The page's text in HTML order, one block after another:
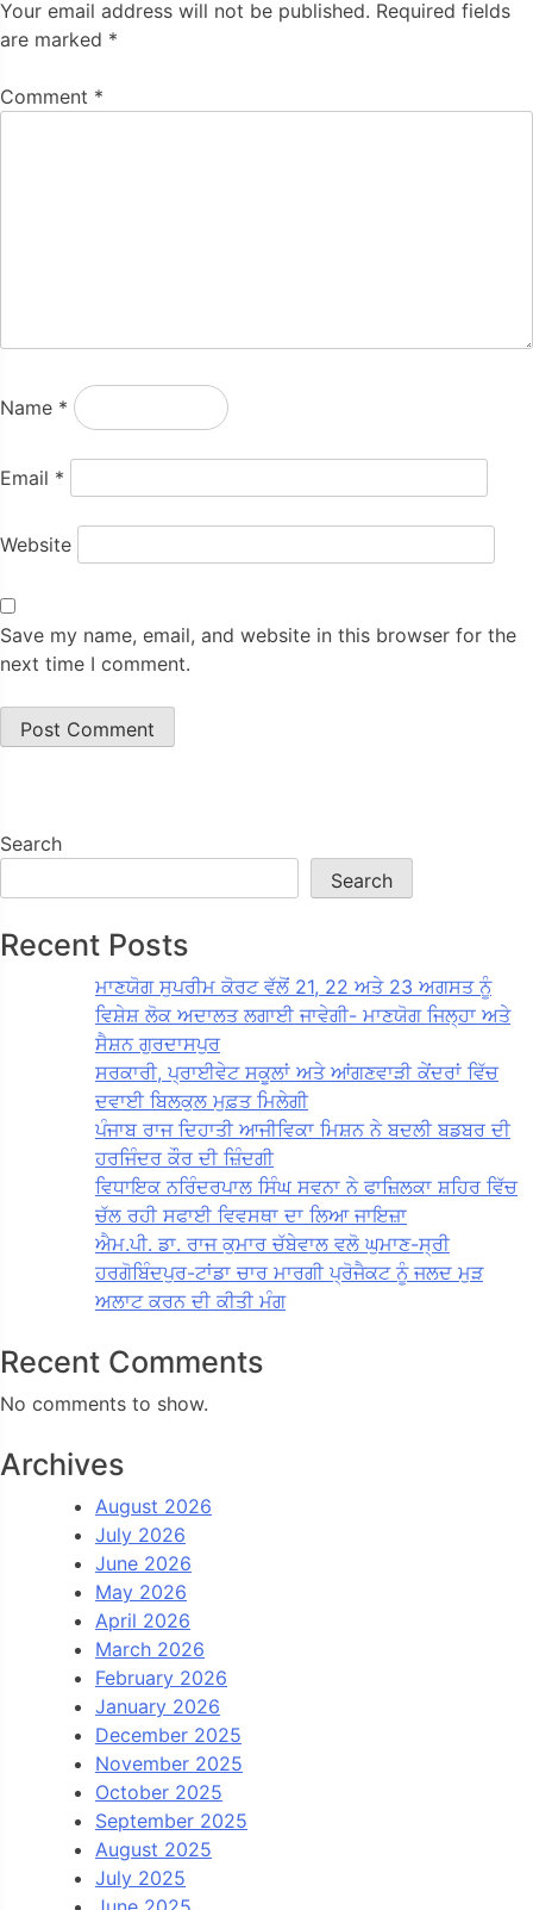
Your email address will not be published. Required fields
are marked *
Comment *
Name *
Email *
Website
Save my name, email, and website in this browser for the
next time I comment.
Search
Search
Recent Posts
ਮਾਣਯੋਗ ਸੁਪਰੀਮ ਕੋਰਟ ਵੱਲੋਂ 21, 22 ਅਤੇ 23 ਅਗਸਤ ਨੂੰ
ਵਿਸ਼ੇਸ਼ ਲੋਕ ਅਦਾਲਤ ਲਗਾਈ ਜਾਵੇਗੀ- ਮਾਣਯੋਗ ਜਿਲ੍ਹਾ ਅਤੇ
ਸੈਸ਼ਨ ਗੁਰਦਾਸਪੁਰ
ਸਰਕਾਰੀ, ਪ੍ਰਾਈਵੇਟ ਸਕੂਲਾਂ ਅਤੇ ਆਂਗਣਵਾੜੀ ਕੇਂਦਰਾਂ ਵਿੱਚ
ਦਵਾਈ ਬਿਲਕੁਲ ਮੁਫ਼ਤ ਮਿਲੇਗੀ
ਪੰਜਾਬ ਰਾਜ ਦਿਹਾਤੀ ਆਜੀਵਿਕਾ ਮਿਸ਼ਨ ਨੇ ਬਦਲੀ ਬਡਬਰ ਦੀ
ਹਰਜਿੰਦਰ ਕੌਰ ਦੀ ਜ਼ਿੰਦਗੀ
ਵਿਧਾਇਕ ਨਰਿੰਦਰਪਾਲ ਸਿੰਘ ਸਵਨਾ ਨੇ ਫਾਜ਼ਿਲਕਾ ਸ਼ਹਿਰ ਵਿੱਚ
ਚੱਲ ਰਹੀ ਸਫਾਈ ਵਿਵਸਥਾ ਦਾ ਲਿਆ ਜਾਇਜ਼ਾ
ਐਮ.ਪੀ. ਡਾ. ਰਾਜ ਕੁਮਾਰ ਚੱਬੇਵਾਲ ਵਲੋ ਘੁਮਾਣ-ਸ੍ਰੀ
ਹਰਗੋਬਿੰਦਪੁਰ-ਟਾਂਡਾ ਚਾਰ ਮਾਰਗੀ ਪ੍ਰੋਜੈਕਟ ਨੂੰ ਜਲਦ ਮੁੜ
ਅਲਾਟ ਕਰਨ ਦੀ ਕੀਤੀ ਮੰਗ
Recent Comments
No comments to show.
Archives
August 2026
July 2026
June 2026
May 2026
April 2026
March 2026
February 2026
January 2026
December 2025
November 2025
October 2025
September 2025
August 2025
July 2025